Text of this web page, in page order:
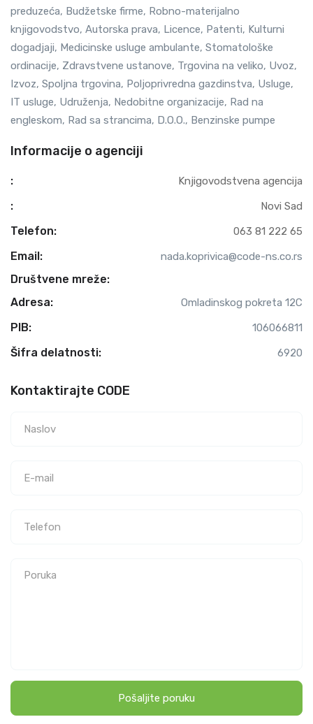
preduzeća, Budžetske firme, Robno-materijalno
knjigovodstvo, Autorska prava, Licence, Patenti, Kulturni
dogadjaji, Medicinske usluge ambulante, Stomatološke
ordinacije, Zdravstvene ustanove, Trgovina na veliko, Uvoz,
Izvoz, Spoljna trgovina, Poljoprivredna gazdinstva, Usluge,
IT usluge, Udruženja, Nedobitne organizacije, Rad na
engleskom, Rad sa strancima, D.O.O., Benzinske pumpe
Informacije o agenciji
: Knjigovodstvena agencija
: Novi Sad
Telefon: 063 81 222 65
Email: nada.koprivica@code-ns.co.rs
Društvene mreže:
Adresa:
Omladinskog pokreta 12C
PIB: 106066811
Šifra delatnosti: 6920
Kontaktirajte CODE
Pošaljite poruku